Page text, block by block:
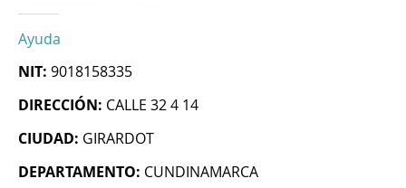
Ayuda
NIT: 9018158335
DIRECCIÓN: CALLE 32 4 14
CIUDAD: GIRARDOT
DEPARTAMENTO: CUNDINAMARCA